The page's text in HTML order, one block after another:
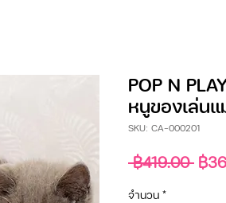
POP N
หนูของเล่น
SKU: CA-000201
฿419.00 ราค
฿
จำนวน *